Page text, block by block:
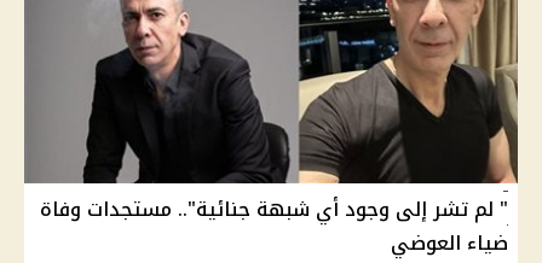
" لم تشر إلى وجود أي شبهة جنائية".. مستجدات وفاة
ضياء العوضي